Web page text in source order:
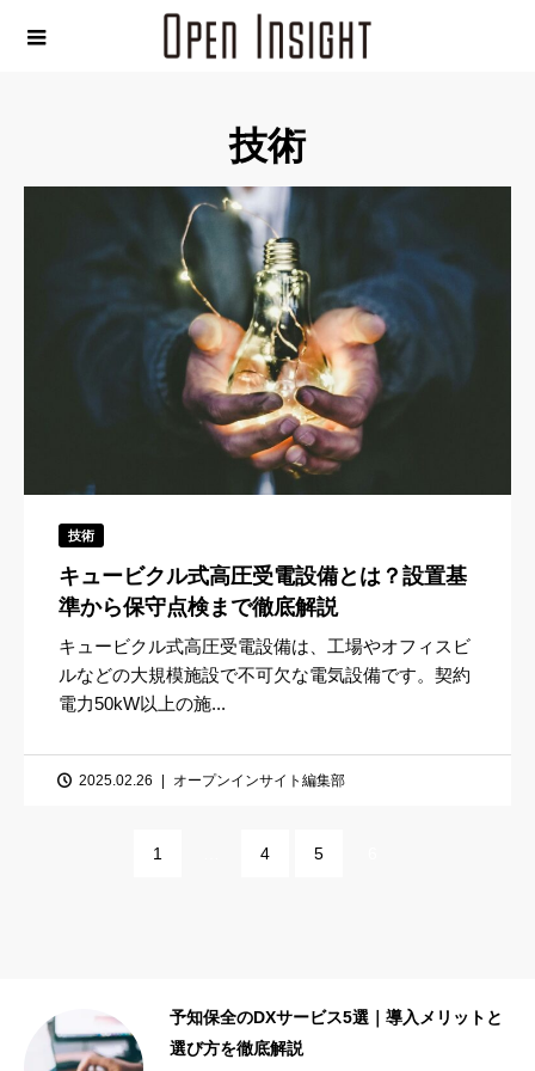
技術
技術
キュービクル式高圧受電設備とは？設置基
準から保守点検まで徹底解説
キュービクル式高圧受電設備は、工場やオフィスビ
ルなどの大規模施設で不可欠な電気設備です。契約
電力50kW以上の施...
2025.02.26 オープンインサイト編集部
1 4 5
予知保全のDXサービス5選｜導入メリットと
選び方を徹底解説